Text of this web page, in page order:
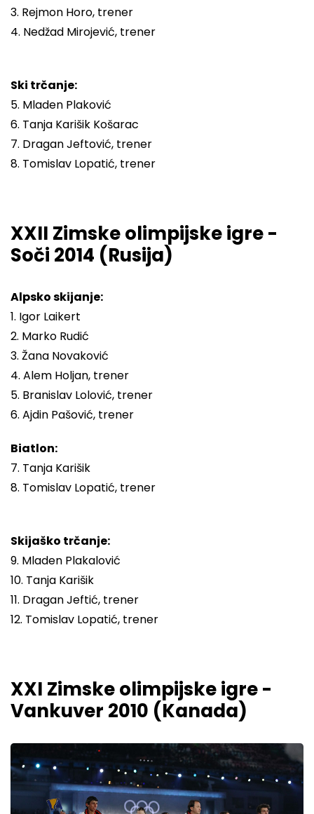
3. Rejmon Horo, trener
4. Nedžad Mirojević, trener
Ski trčanje:
5. Mladen Plaković
6. Tanja Karišik Košarac
7. Dragan Jeftović, trener
8. Tomislav Lopatić, trener
XXII Zimske olimpijske igre -
Soči 2014 (Rusija)
Alpsko skijanje:
1. Igor Laikert
2. Marko Rudić
3. Žana Novaković
4. Alem Holjan, trener
5. Branislav Lolović, trener
6. Ajdin Pašović, trener
Biatlon:
7. Tanja Karišik
8. Tomislav Lopatić, trener
Skijaško trčanje:
9. Mladen Plakalović
10. Tanja Karišik
11. Dragan Jeftić, trener
12. Tomislav Lopatić, trener
XXI Zimske olimpijske igre -
Vankuver 2010 (Kanada)